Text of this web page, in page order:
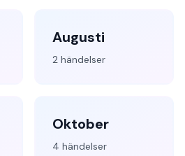
Augusti
2 händelser
Oktober
4 händelser